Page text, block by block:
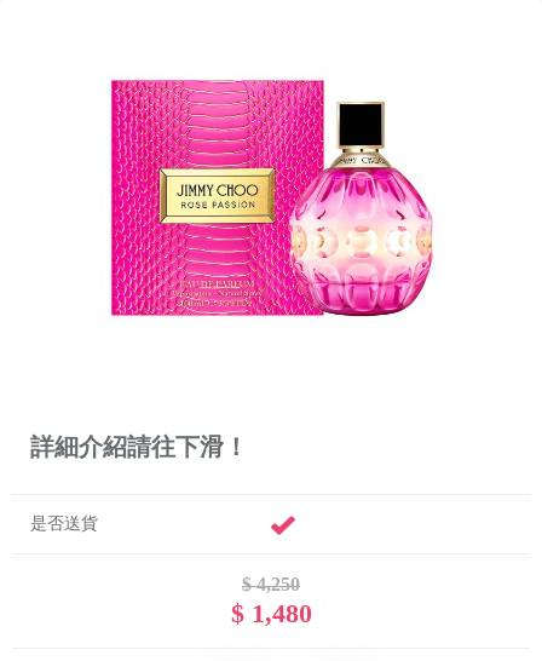
詳細介紹請往下滑！
是否送貨
$ 4,250
$ 1,480